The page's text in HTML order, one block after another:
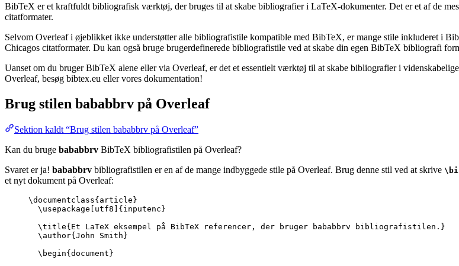
BibTeX er et kraftfuldt bibliografisk værktøj, der bruges til at skabe bibliografier i LaTeX-dokumenter. Det er et af de
citatformater.
Selvom Overleaf i øjeblikket ikke understøtter alle bibliografistile kompatible med BibTeX, er mange stile inkluderet i
Chicagos citatformater. Du kan også bruge brugerdefinerede bibliografistile ved at skabe din egen BibTeX bibliografi
Uanset om du bruger BibTeX alene eller via Overleaf, er det et essentielt værktøj til at skabe bibliografier i
Overleaf, besøg bibtex.eu eller vores dokumentation!
Brug stilen bababbrv på Overleaf
Sektion kaldt “Brug stilen bababbrv på Overleaf”
Kan du bruge bababbrv BibTeX bibliografistilen på Overleaf?
Svaret er ja! bababbrv bibliografistilen er en af de mange indbyggede stile på Overleaf. Brug denne stil ved at skrive
et nyt dokument på Overleaf:
\documentclass{ article }
\usepackage
utf8 ]{ inputenc }
\title{Et LaTeX eksempel på BibTeX referencer, der bruger bababbrv bibliografistilen.}
\author{John Smith}
\begin{ document }